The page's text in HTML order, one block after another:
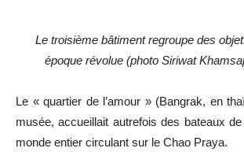
Le troisième bâtiment regroupe des
époque révolue (photo Siriwat
Le « quartier de l’amour » (Bangrak, en
musée, accueillait autrefois des bateaux
monde entier circulant sur le Chao Praya.